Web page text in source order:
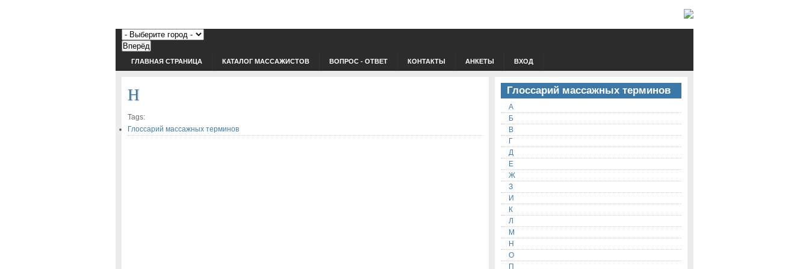
ГЛАВНАЯ СТРАНИЦА КАТАЛОГ МАССАЖИСТОВ ВОПРОС - ОТВЕТ КОНТАКТЫ АНКЕТЫ ВХОД
Н
Tags:
Глоссарий массажных терминов
Глоссарий массажных терминов
А
Б
В
Г
Д
Е
Ж
З
И
К
Л
М
Н
О
П